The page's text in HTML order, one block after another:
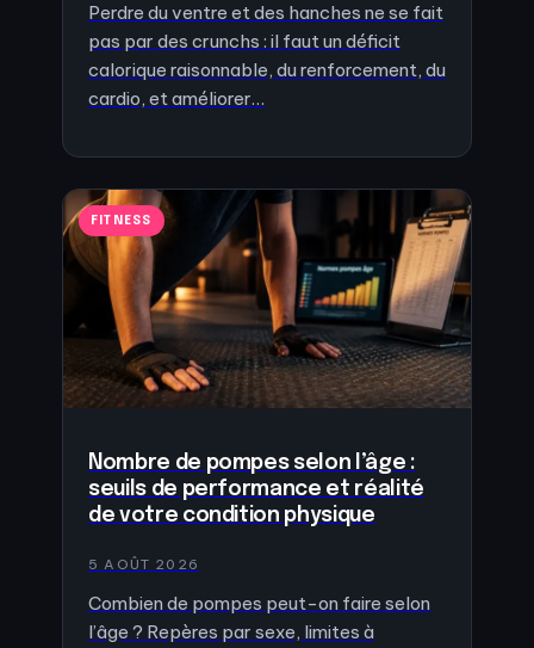
Perdre du ventre et des hanches ne se fait
pas par des crunchs : il faut un déficit
calorique raisonnable, du renforcement, du
cardio, et améliorer…
FITNESS
Nombre de pompes selon l’âge :
seuils de performance et réalité
de votre condition physique
5 AOÛT 2026
Combien de pompes peut-on faire selon
l’âge ? Repères par sexe, limites à